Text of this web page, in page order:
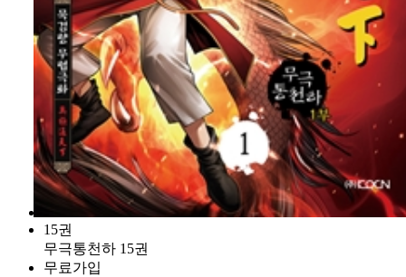
15권
무극통천하 15권
무료가입